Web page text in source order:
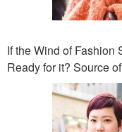
If the Wind of Fashion
Ready for it? Source